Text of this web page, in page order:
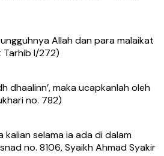
Allah dan para malaikat
Tarhib I/272)
dhaalinn’, maka ucapkanlah oleh
no. 782)
selama ia ada di dalam
no. 8106, Syaikh Ahmad Syakir